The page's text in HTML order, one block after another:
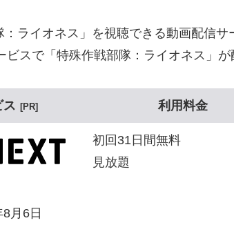
ライオネス」を視聴できる動画配信
ビスで「特殊作戦部隊：ライオネス」が
ス PR 利用料金
初回31日間無料
見放題
月6日